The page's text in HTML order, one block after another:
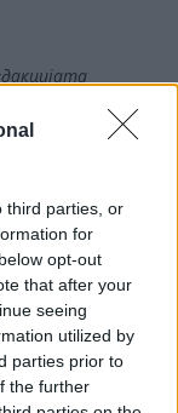
third parties, or
for
opt-out
that after your
seeing
utilized by
parties prior to
the further
долг се
стабилна